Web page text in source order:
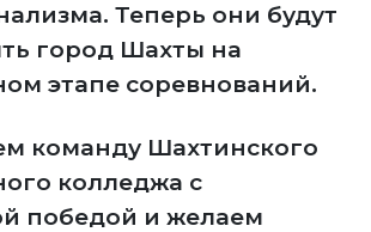
Теперь они будут
город Шахты на
этапе соревнований.
команду Шахтинского
колледжа с
победой и желаем